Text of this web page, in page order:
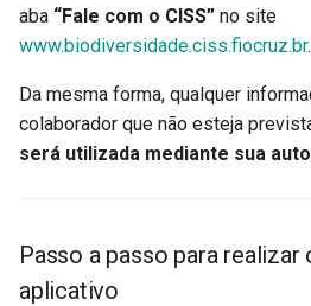
Utilizando o GPS do celular
Inserindo localização
manualmente
Informações/detalhamento
do local
aba “Fale com o CISS” no site
www.biodiversidade.ciss.fiocruz.br.
Da mesma forma, qualquer
colaborador que não esteja
será utilizada mediante sua
Passo a passo para realizar
aplicativo